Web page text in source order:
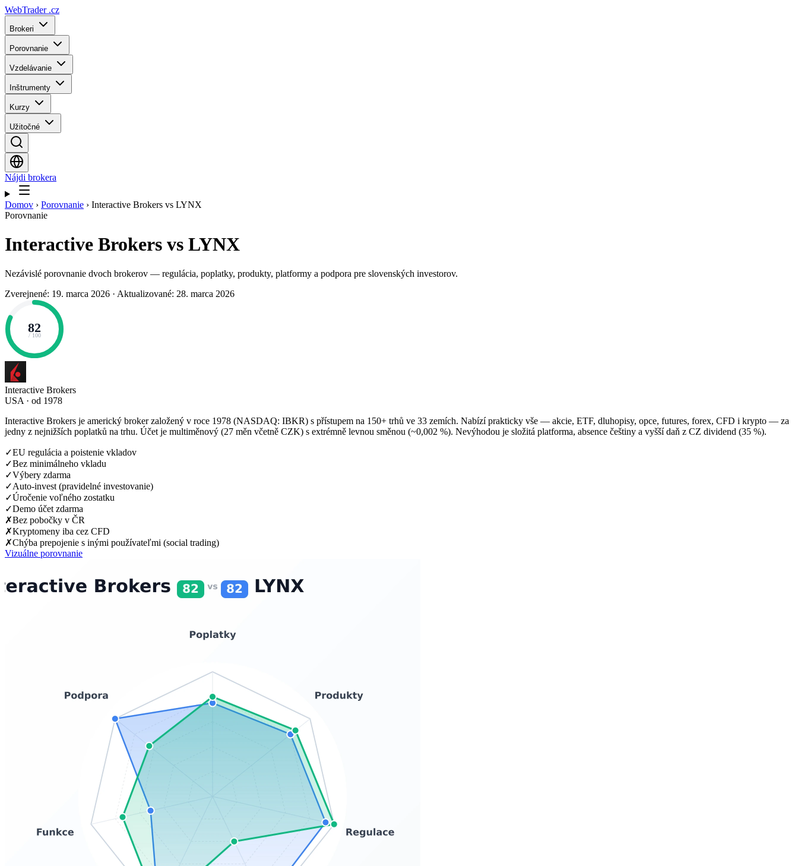
WebTrader .cz
Brokeri
Porovnanie
Vzdelávanie
Inštrumenty
Kurzy
Užitočné
Nájdi brokera
Domov › Porovnanie › Interactive Brokers vs LYNX
Porovnanie
Interactive Brokers vs LYNX
Nezávislé porovnanie dvoch brokerov — regulácia, poplatky, produkty, platformy a podpora pre slovenských investorov.
Zverejnené: 19. marca 2026 · Aktualizované: 28. marca 2026
82
/ 100
Interactive Brokers
USA · od 1978
Interactive Brokers je americký broker založený v roce 1978 (NASDAQ: IBKR) s přístupem na 150+ trhů ve 33 zemích. Nabízí prakticky vše — akcie, ETF, dluhopisy, opce, futures, forex, CFD i krypto — za
jedny z nejnižších poplatků na trhu. Účet je multiměnový (27 měn včetně CZK) s extrémně levnou směnou (~0,002 %). Nevýhodou je složitá platforma, absence češtiny a vyšší daň z CZ dividend (35 %).
✓EU regulácia a poistenie vkladov
✓Bez minimálneho vkladu
✓Výbery zdarma
✓Auto-invest (pravidelné investovanie)
✓Úročenie voľného zostatku
✓Demo účet zdarma
✗Bez pobočky v ČR
✗Kryptomeny iba cez CFD
✗Chýba prepojenie s inými používateľmi (social trading)
Vizuálne porovnanie